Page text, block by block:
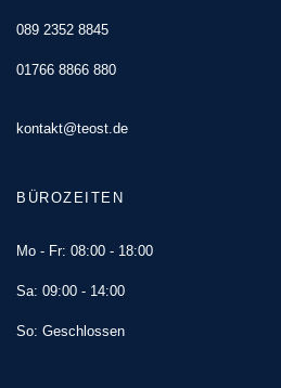
089 2352 8845
01766 8866 880
kontakt@teost.de
BÜROZEITEN
Mo - Fr: 08:00 - 18:00
Sa: 09:00 - 14:00
So: Geschlossen